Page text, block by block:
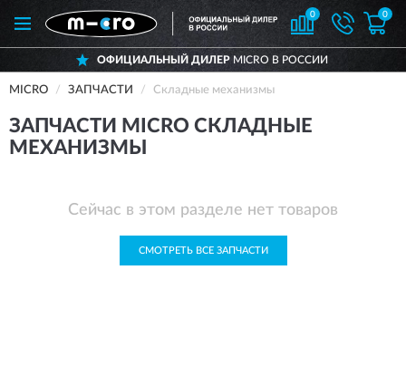
0 0
ОФИЦИАЛЬНЫЙ ДИЛЕР MICRO В РОССИИ
MICRO ЗАПЧАСТИ Складные механизмы
ЗАПЧАСТИ MICRO СКЛАДНЫЕ
МЕХАНИЗМЫ
Сейчас в этом разделе нет товаров
СМОТРЕТЬ ВСЕ ЗАПЧАСТИ